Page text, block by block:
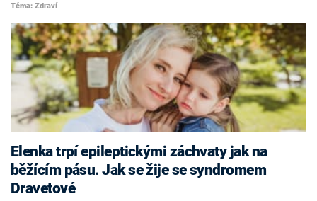
Téma: Zdraví
Elenka trpí epileptickými záchvaty jak na
běžícím pásu. Jak se žije se syndromem
Dravetové